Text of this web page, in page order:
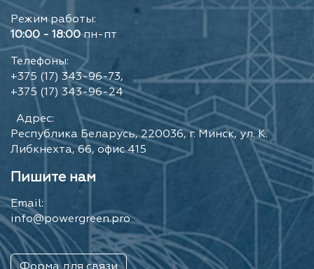
Режим работы:
10:00 - 18:00 пн-пт
Телефоны:
+375 (17) 343-96-73,
+375 (17) 343-96-24
Адрес:
Республика Беларусь, 220036, г. Минск, ул. К.
Либкнехта, 66, офис 415
Пишите нам
Email:
info@powergreen.pro